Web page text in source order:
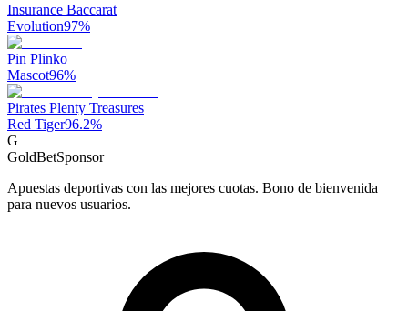
Insurance Baccarat
Evolution97%
Pin Plinko
Mascot96%
Pirates Plenty Treasures
Red Tiger96.2%
G
GoldBetSponsor
Apuestas deportivas con las mejores cuotas. Bono de bienvenida
para nuevos usuarios.